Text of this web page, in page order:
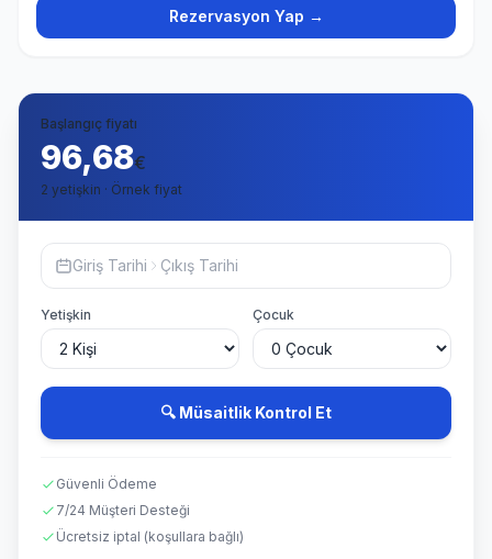
Rezervasyon Yap →
Başlangıç fiyatı
96,68€
2 yetişkin · Örnek fiyat
Giriş Tarihi Çıkış Tarihi
Yetişkin Çocuk
🔍 Müsaitlik Kontrol Et
Güvenli Ödeme
7/24 Müşteri Desteği
Ücretsiz iptal (koşullara bağlı)